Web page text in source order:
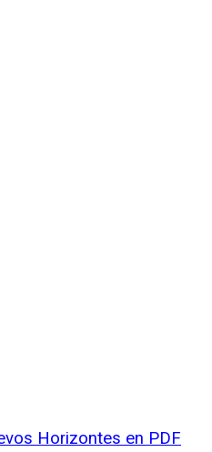
Horizontes en PDF